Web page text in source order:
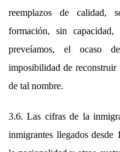
reemplazos de calidad,
formación, sin
preveíamos, el ocaso
imposibilidad de reconstruir
de tal nombre.
3.6. Las cifras de la
inmigrantes llegados